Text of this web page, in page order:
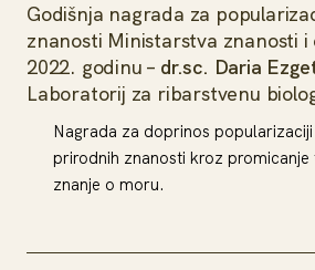
Godišnja nagrada za
znanosti Ministarstva znanosti i
2022. godinu – dr.sc. Daria
Laboratorij za ribarstvenu
Nagrada za doprinos
prirodnih znanosti kroz promicanje
znanje o moru.